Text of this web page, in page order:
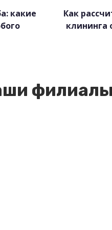
какие
Как
клининга
филиалы